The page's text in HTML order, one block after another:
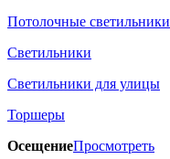
Потолочные светильники
Светильники
Светильники для улицы
Торшеры
ОсещениеПросмотреть